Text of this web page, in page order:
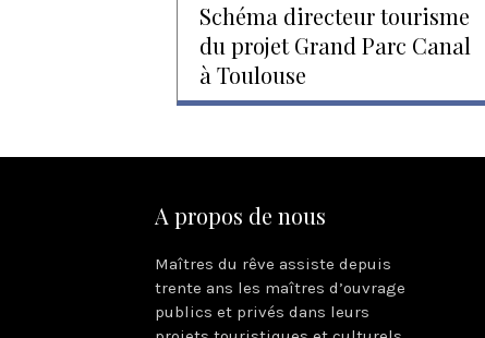
Schéma directeur tourisme
du projet Grand Parc Canal
à Toulouse
A propos de nous
Maîtres du rêve assiste depuis
trente ans les maîtres d’ouvrage
publics et privés dans leurs